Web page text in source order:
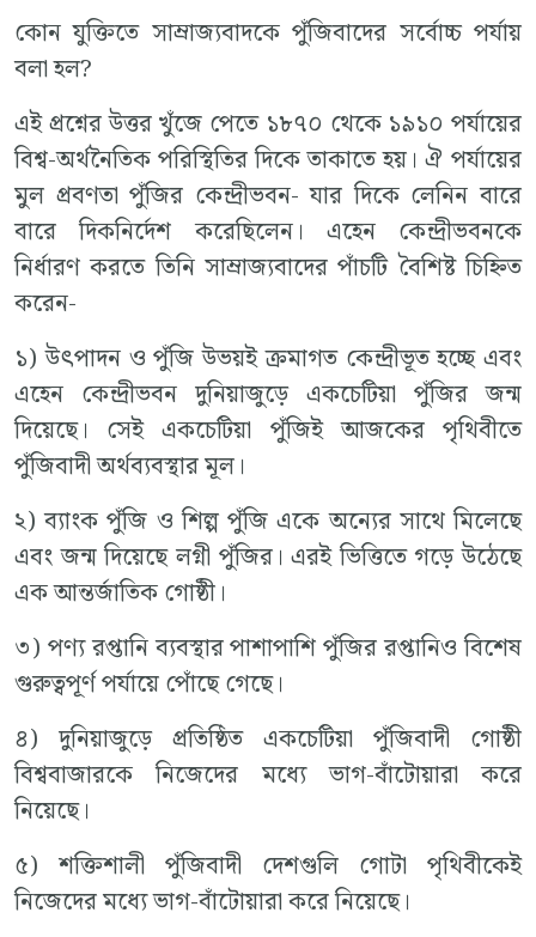
কোন যুক্তিতে সাম্রাজ্যবাদকে পুঁজিবাদের সর্বোচ্চ পর্যায়
বলা হল?
এই প্রশ্নের উত্তর খুঁজে পেতে ১৮৭০ থেকে ১৯১০ পর্যায়ের
বিশ্ব-অর্থনৈতিক পরিস্থিতির দিকে তাকাতে হয়। ঐ পর্যায়ের
মুল প্রবণতা পুঁজির কেন্দ্রীভবন- যার দিকে লেনিন বারে
বারে দিকনির্দেশ করেছিলেন। এহেন কেন্দ্রীভবনকে
নির্ধারণ করতে তিনি সাম্রাজ্যবাদের পাঁচটি বৈশিষ্ট চিহ্নিত
করেন-
১) উৎপাদন ও পুঁজি উভয়ই ক্রমাগত কেন্দ্রীভূত হচ্ছে এবং
এহেন কেন্দ্রীভবন দুনিয়াজুড়ে একচেটিয়া পুঁজির জন্ম
দিয়েছে। সেই একচেটিয়া পুঁজিই আজকের পৃথিবীতে
পুঁজিবাদী অর্থব্যবস্থার মূল।
২) ব্যাংক পুঁজি ও শিল্প পুঁজি একে অন্যের সাথে মিলেছে
এবং জন্ম দিয়েছে লগ্নী পুঁজির। এরই ভিত্তিতে গড়ে উঠেছে
এক আন্তর্জাতিক গোষ্ঠী।
৩) পণ্য রপ্তানি ব্যবস্থার পাশাপাশি পুঁজির রপ্তানিও বিশেষ
গুরুত্বপূর্ণ পর্যায়ে পোঁছে গেছে।
৪) দুনিয়াজুড়ে প্রতিষ্ঠিত একচেটিয়া পুঁজিবাদী গোষ্ঠী
বিশ্ববাজারকে নিজেদের মধ্যে ভাগ-বাঁটোয়ারা করে
নিয়েছে।
৫) শক্তিশালী পুঁজিবাদী দেশগুলি গোটা পৃথিবীকেই
নিজেদের মধ্যে ভাগ-বাঁটোয়ারা করে নিয়েছে।